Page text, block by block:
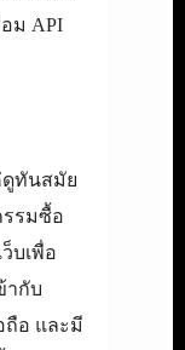
ม API
ดูทันสมัย
รมซื้อ
บเพื่อ
ากับ
ถือ และมี